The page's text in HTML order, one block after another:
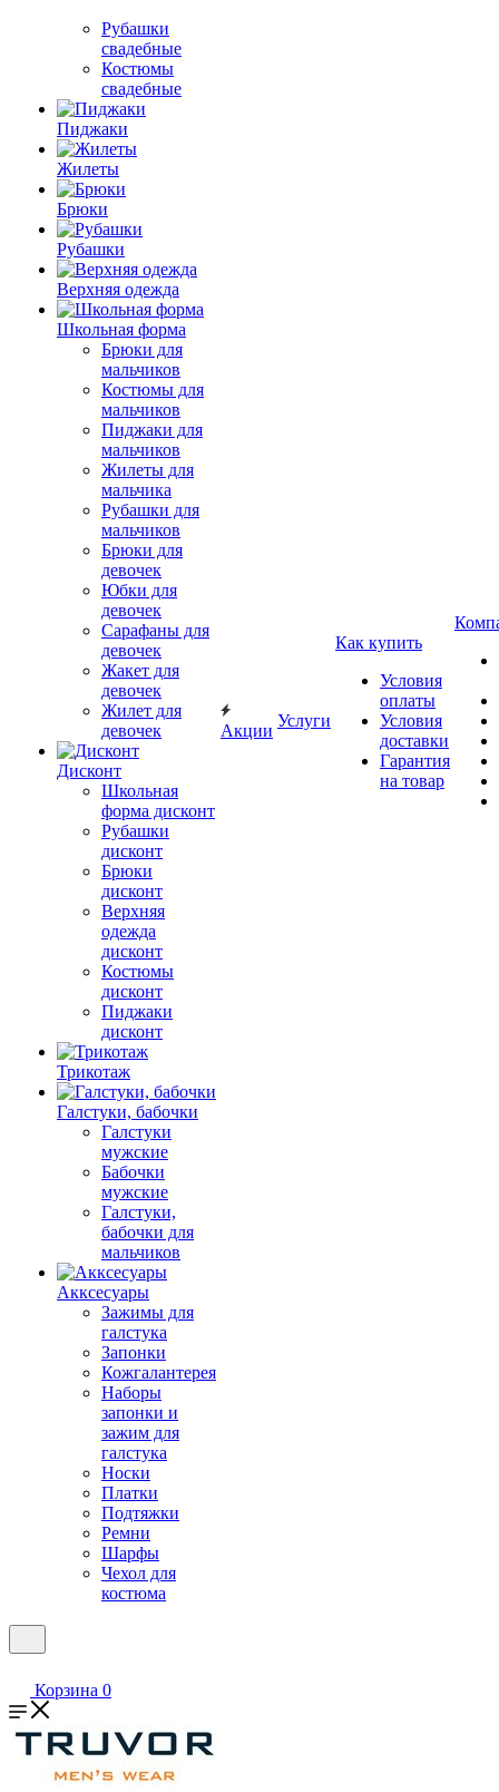
Рубашки
свадебные
Костюмы
свадебные
Пиджаки
Жилеты
Брюки
Рубашки
Верхняя одежда
Школьная форма
Брюки для
мальчиков
Костюмы для
мальчиков
Пиджаки для
мальчиков
Жилеты для
мальчика
Рубашки для
мальчиков
Брюки для
девочек
Юбки для
девочек
Сарафаны для
девочек
Жакет для
девочек
Жилет для
девочек
Дисконт
Школьная
форма дисконт
Рубашки
дисконт
Брюки
дисконт
Верхняя
одежда
дисконт
Костюмы
дисконт
Пиджаки
дисконт
Трикотаж
Галстуки, бабочки
Галстуки
мужские
Бабочки
мужские
Галстуки,
бабочки для
мальчиков
Акксесуары
Зажимы для
галстука
Запонки
Кожгалантерея
Наборы
запонки и
зажим для
галстука
Носки
Платки
Подтяжки
Ремни
Шарфы
Чехол для
костюма
Акции
Услуги
Как купить
Условия
оплаты
Условия
доставки
Гарантия
на товар
Корзина 0